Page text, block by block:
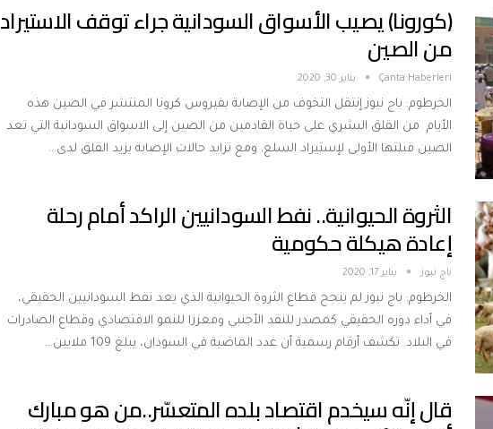
(كورونا) يصيب الأسواق السودانية جراء توقف الاستيراد
من الصين
Çanta Haberleri يناير 30, 2020
الخرطوم: باج نيوز إنتقل التخوف من الإصابة بفيروس كرونا المنتشر في الصين هذه
الأيام من القلق البشري على حياة القادمين من الصين إلى الاسواق السودانية التي تعد
الصين قبلتها الأولى لإستيراد السلع. ومع تزايد حالات الإصابة يزيد القلق لدى…
الثروة الحيوانية.. نفط السودانيين الراكد أمام رحلة
إعادة هيكلة حكومية
باج نيوز يناير 17, 2020
الخرطوم: باج نيوز لم ينجح قطاع الثروة الحيوانية الذي يعد نفط السودانيين الحقيقي،
في أداء دوره الحقيقي كمصدر للنقد الأجنبي ومعززا للنمو الاقتصادي وقطاع الصادرات
في البلاد. تكشف أرقام رسمية أن عدد الماضية في السودان، يبلغ 109 ملايين…
قال إنّه سيخدم اقتصاد بلده المتعسّر..من هو مبارك